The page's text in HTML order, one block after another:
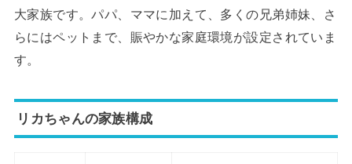
大家族です。パパ、ママに加えて、多くの兄弟姉妹、さ
らにはペットまで、賑やかな家庭環境が設定されていま
す。
リカちゃんの家族構成